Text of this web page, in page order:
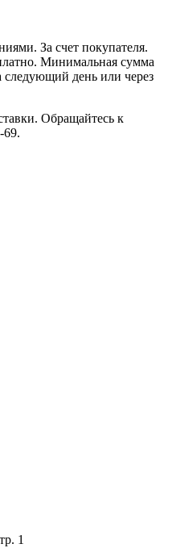
За счет покупателя.
Минимальная сумма
следующий день или через
Обращайтесь к
69.
1